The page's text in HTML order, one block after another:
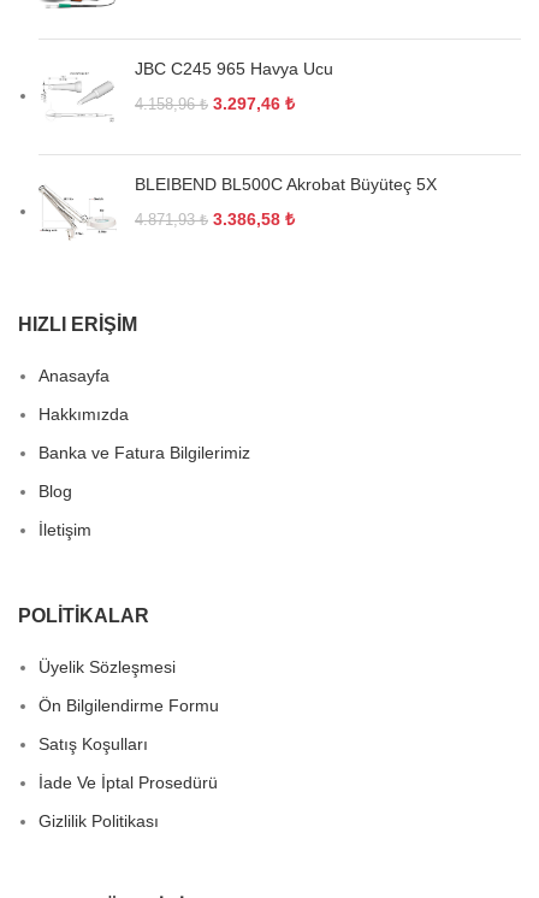
JBC C245 965 Havya Ucu
4.158,96₺ 3.297,46 ₺
BLEIBEND BL500C Akrobat Büyüteç 5X
4.871,93₺ 3.386,58 ₺
HIZLI ERIŞIM
Anasayfa
Hakkımızda
Banka ve Fatura Bilgilerimiz
Blog
İletişim
POLITIKALAR
Üyelik Sözleşmesi
Ön Bilgilendirme Formu
Satış Koşulları
İade Ve İptal Prosedürü
Gizlilik Politikası